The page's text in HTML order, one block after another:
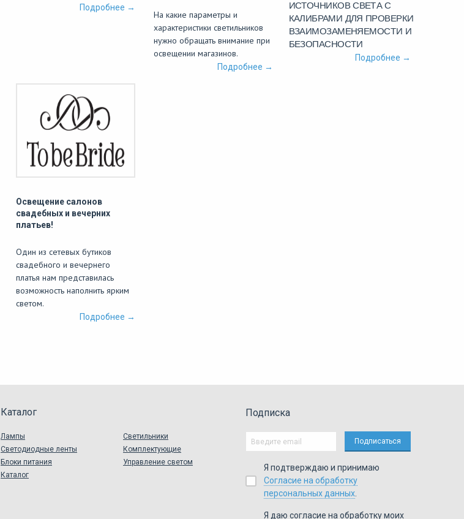
Подробнее →
На какие параметры и
характеристики светильников
нужно обращать внимание при
освещении магазинов.
Подробнее →
ИСТОЧНИКОВ СВЕТА С
КАЛИБРАМИ ДЛЯ ПРОВЕРКИ
ВЗАИМОЗАМЕНЯЕМОСТИ И
БЕЗОПАСНОСТИ
Подробнее →
Освещение салонов
свадебных и вечерних
платьев!
Один из сетевых бутиков
свадебного и вечернего
платья нам представилась
возможность наполнить ярким
светом.
Подробнее →
Каталог
Лампы
Светильники
Светодиодные ленты
Комплектующие
Блоки питания
Управление светом
Каталог
Подписка
Я подтверждаю и принимаю
Согласие на обработку
персональных данных
Я даю согласие на обработку моих